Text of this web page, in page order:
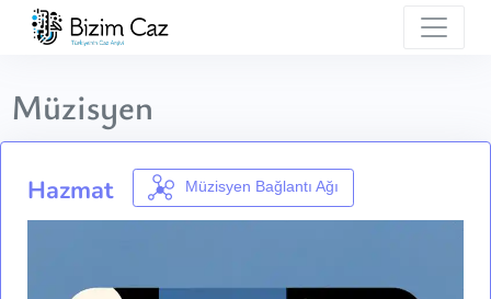
Müzisyen
Hazmat Müzisyen Bağlantı Ağı